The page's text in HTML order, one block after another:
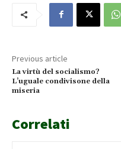
Previous article
La virtù del socialismo?
L’uguale condivisone della
miseria
Correlati